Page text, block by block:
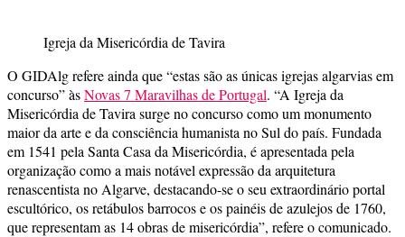
Igreja da Misericórdia de Tavira
O GIDAlg refere ainda que “estas são as únicas igrejas algarvias em
concurso” àsNovas 7 Maravilhas de Portugal. “A Igreja da
Misericórdia de Tavira surge no concurso como um monumento
maior da arte e da consciência humanista no Sul do país. Fundada
em 1541 pela Santa Casa da Misericórdia, é apresentada pela
organização como a mais notável expressão da arquitetura
renascentista no Algarve, destacando-se o seu extraordinário portal
escultórico, os retábulos barrocos e os painéis de azulejos de 1760,
que representam as 14 obras de misericórdia”, refere o comunicado.